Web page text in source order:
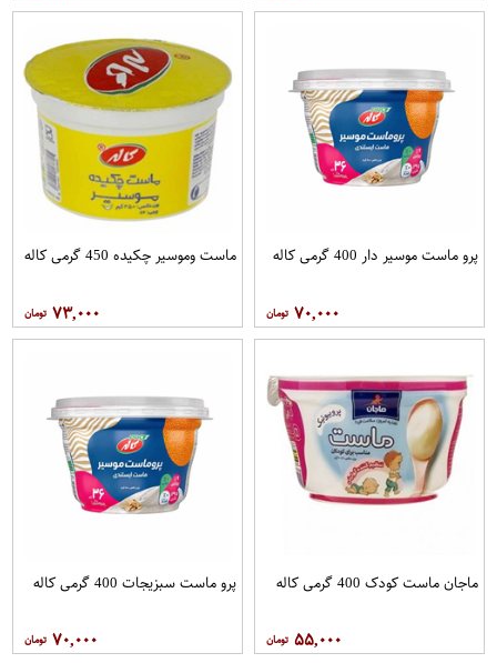
پرو ماست موسیر دار 400 گرمی کاله
۷۰,۰۰۰
ماست وموسیر چکیده 450 گرمی کاله
۷۳,۰۰۰
ماجان ماست کودک 400 گرمی کاله
۵۵,۰۰۰
پرو ماست سبزیجات 400 گرمی کاله
۷۰,۰۰۰